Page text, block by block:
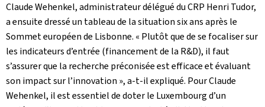
Claude Wehenkel, administrateur délégué du CRP Henri Tudor,
a ensuite dressé un tableau de la situation six ans après le
Sommet européen de Lisbonne. « Plutôt que de se focaliser sur
les indicateurs d’entrée (financement de la R&D), il faut
s’assurer que la recherche préconisée est efficace et évaluant
son impact sur l’innovation », a-t-il expliqué. Pour Claude
Wehenkel, il est essentiel de doter le Luxembourg d’un